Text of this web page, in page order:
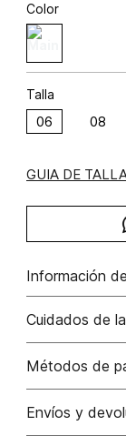
Color
Talla
06 08
GUIA DE
Información
C46-cabanas
Cuidados de
Lavado
No lavar
Métodos de
Tarjetas de
Envíos y